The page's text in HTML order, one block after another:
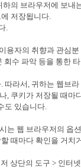
하의 브라우저에 보내
저장됩니다.
.
용자의 취향과 관심분
회수 파악 등을 통한 타
따라서, 귀하는 웹브라
, 쿠키가 저장될 때마
도 있습니다.
는 웹 브라우저의 옵션
때마다 확인을 거치
상단의 도구 > 인터넷